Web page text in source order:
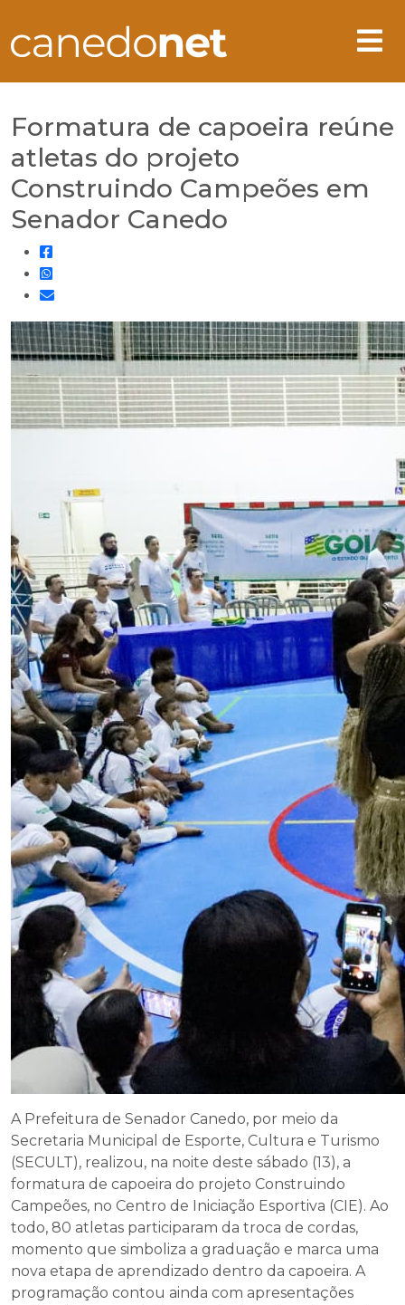
Formatura de capoeira reúne
atletas do projeto
Construindo Campeões em
Senador Canedo
A Prefeitura de Senador Canedo, por meio da
Secretaria Municipal de Esporte, Cultura e Turismo
(SECULT), realizou, na noite deste sábado (13), a
formatura de capoeira do projeto Construindo
Campeões, no Centro de Iniciação Esportiva (CIE). Ao
todo, 80 atletas participaram da troca de cordas,
momento que simboliza a graduação e marca uma
nova etapa de aprendizado dentro da capoeira. A
programação contou ainda com apresentações